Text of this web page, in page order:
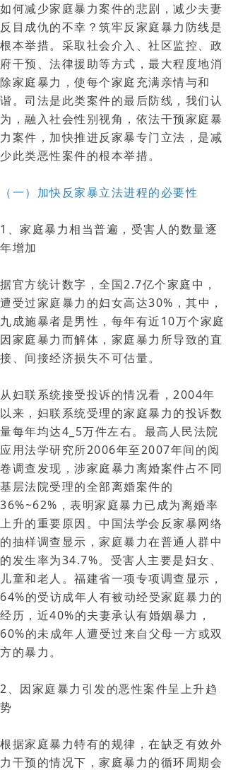
如何减少家庭暴力案件的悲剧，减少夫妻
反目成仇的不幸？筑牢反家庭暴力防线是
根本举措。采取社会介入、社区监控、政
府干预、法律援助等方式，最大程度地消
除家庭暴力，使每个家庭充满亲情与和
谐。司法是此类案件的最后防线，我们认
为，融入社会性别视角，依法干预家庭暴
力案件，加快推进反家暴专门立法，是减
少此类恶性案件的根本举措。
（一）加快反家暴立法进程的必要性
1、家庭暴力相当普遍，受害人的数量逐
年增加
据官方统计数字，全国2.7亿个家庭中，
遭受过家庭暴力的妇女高达30%，其中，
九成施暴者是男性，每年有近10万个家庭
因家庭暴力而解体，家庭暴力所导致的直
接、间接经济损失不可估量。
从妇联系统接受投诉的情况看，2004年
以来，妇联系统受理的家庭暴力的投诉数
量每年均达4_5万件左右。最高人民法院
应用法学研究所2006年至2007年间的阅
卷调查发现，涉家庭暴力离婚案件占不同
基层法院受理的全部离婚案件的
36%~62%，表明家庭暴力已成为离婚率
上升的重要原因。中国法学会反家暴网络
的抽样调查显示，家庭暴力在普通人群中
的发生率为34.7%。受害人主要是妇女、
儿童和老人。福建省一项专项调查显示，
64%的受访成年人有被动经受家庭暴力的
经历，近40%的夫妻承认有婚姻暴力，
60%的未成年人遭受过来自父母一方或双
方的暴力。
2、因家庭暴力引发的恶性案件呈上升趋
势
根据家庭暴力特有的规律，在缺乏有效外
力干预的情况下，家庭暴力的循环周期会